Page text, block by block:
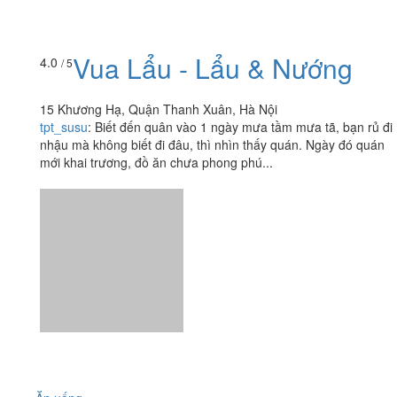
4.0 / 5Vua Lẩu - Lẩu & Nướng
15 Khương Hạ, Quận Thanh Xuân, Hà Nội
tpt_susu: Biết đến quân vào 1 ngày mưa tầm mưa tã, bạn rủ đi
nhậu mà không biết đi đâu, thì nhìn thấy quán. Ngày đó quán
mới khai trương, đồ ăn chưa phong phú...